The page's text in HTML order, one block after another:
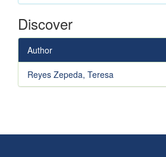
Discover
Author
Reyes Zepeda, Teresa